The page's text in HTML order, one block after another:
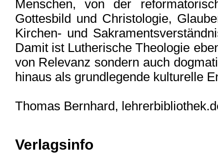
Menschen, von der
Gottesbild und Christologie,
Kirchen- und
Damit ist Lutherische Theologie
von Relevanz sondern auch
hinaus als grundlegende kulturelle
Thomas Bernhard,
Verlagsinfo